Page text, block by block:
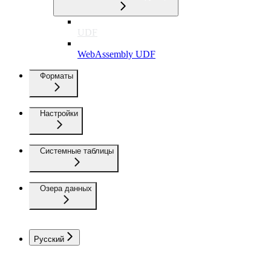
UDF
WebAssembly UDF
Форматы
Настройки
Системные таблицы
Озера данных
Русский